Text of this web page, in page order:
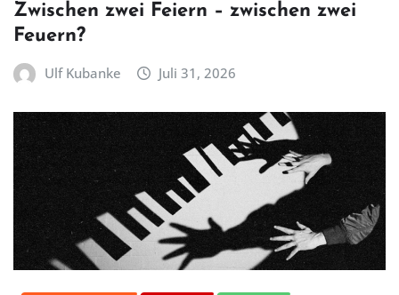
Zwischen zwei Feiern – zwischen zwei
Feuern?
Ulf Kubanke Juli 31, 2026